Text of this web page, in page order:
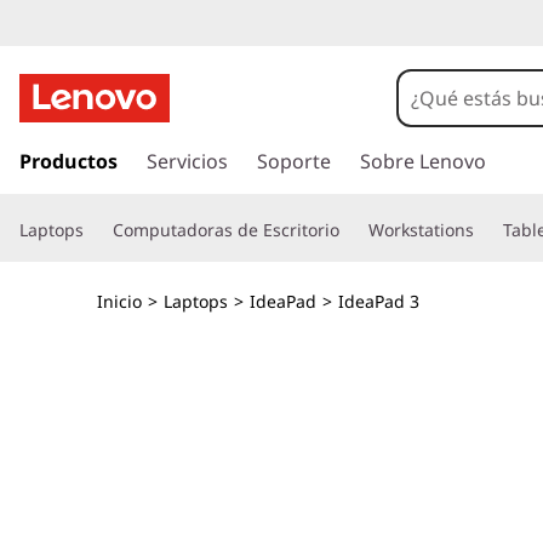
r
c
Productos Servicios Soporte Sobre Lenovo
Laptops Computadoras de Escritorio Workstations
Inicio > Laptops > IdeaPad > IdeaPad 3